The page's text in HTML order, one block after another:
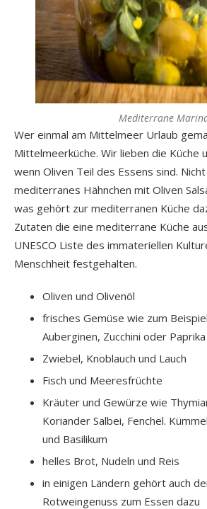
Mediterrane
Wer einmal am Mittelmeer Urlaub
Mittelmeerküche. Wir lieben die Küche
wenn Oliven Teil des Essens sind.
mediterranes Hähnchen mit Oliven
was gehört zur mediterranen Küche
Zutaten die eine mediterrane Küche
UNESCO Liste des immateriellen
Menschheit festgehalten.
Oliven und Olivenöl
frisches Gemüse wie zum
Auberginen, Zucchini oder Paprika
Zwiebel, Knoblauch und Lauch
Fisch und Meeresfrüchte
Kräuter und Gewürze wie
Koriander Salbei, Fenchel.
und Basilikum
helles Brot, Nudeln und Reis
in einigen Ländern gehört auch
Rotweingenuss zum Essen dazu